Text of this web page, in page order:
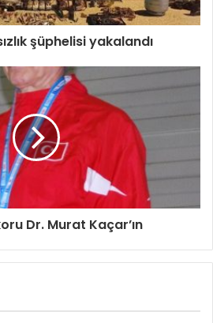
şüphelisi yakalandı
Dr. Murat Kaçar’ın